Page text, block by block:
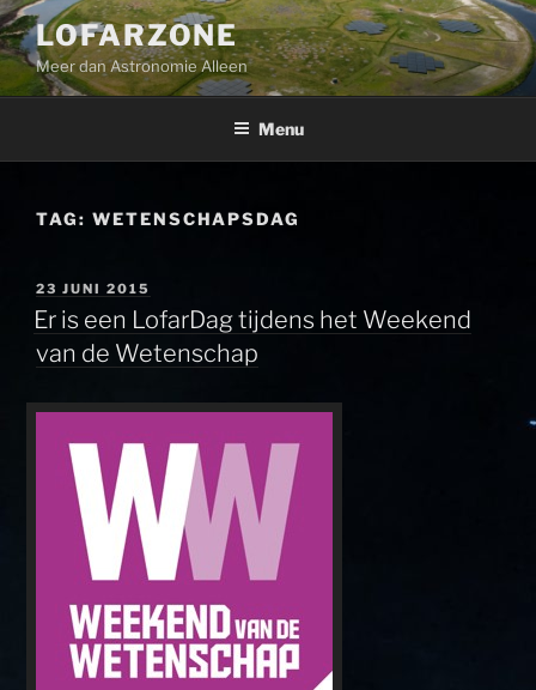
Ga
naar
de
inhoud
LOFARZONE
Meer dan Astronomie Alleen
Menu
TAG: WETENSCHAPSDAG
GEPLAATST
OP
23 JUNI 2015
Er is een LofarDag tijdens het Weekend
van de Wetenschap